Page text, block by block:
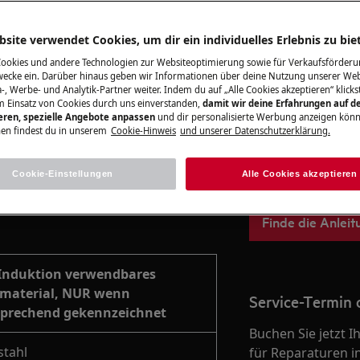
im Topfboden durch ein
sein.
Materialen für
verwendbares
NUR wenn
gekennzeichnet
Lösen Sie
Ihrem Produkt.
Finde die
Service-Termin
Buchen Sie jetzt
für Reparaturen
verwendet Cookies, um dir ein individuelles Erlebnis zu
und andere Technologien zur Websiteoptimierung sowie für
ein. Darüber hinaus geben wir Informationen über deine Nutzung unserer
, Werbe- und Analytik-Partner weiter. Indem du auf „Alle Cookies akzeptieren“
Einsatz von Cookies durch uns einverstanden, damit wir deine Erfahrungen auf
spezielle Angebote anpassen und dir personalisierte Werbung anzeigen
findest du in unserem Cookie-Hinweis und unserer Datenschutzerklärung.
Cookie-Einstellungen Alle Cookies akzeptieren